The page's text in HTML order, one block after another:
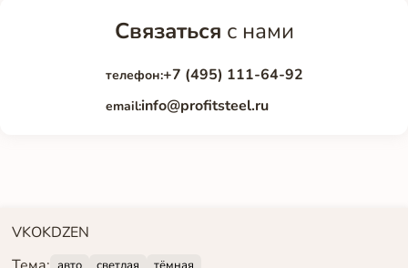
Связаться с нами
телефон:+7 (495) 111-64-92
email:info@profitsteel.ru
VKOKDZEN